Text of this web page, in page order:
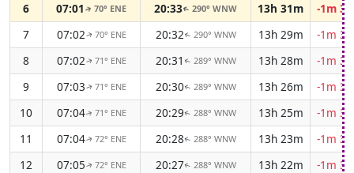
6
07:01 ↑70° ENE 20:33↑290° WNW 13h 31m
-1m
7
07:02↑ 70° ENE 20:32↑ 290° WNW 13h 29m
-1m
8
07:02↑ 71° ENE 20:31 ↑ 289° WNW 13h 28m
-1m
9
07:03↑ 71° ENE 20:30↑ 289° WNW 13h 26m
-1m
10
07:04↑ 71° ENE 20:29↑ 288° WNW 13h 25m
-1m
11
07:04↑ 72° ENE 20:28↑ 288° WNW 13h 23m
-1m
12
07:05↑ 72° ENE 20:27↑ 288° WNW 13h 22m
-1m